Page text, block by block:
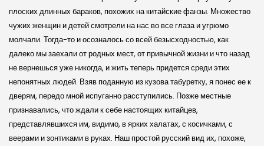
плоских длинных бараков, похожих на китайские фанзы. Множество
чужих женщин и детей смотрели на нас во все глаза и угрюмо
молчали. Тогда-то и осозналось со всей безысходностью, как
далеко мы заехали от родных мест, от привычной жизни и что назад
не вернешься уже никогда, и жить теперь придется среди этих
непонятных людей. Взяв поданную из кузова табуретку, я понес ее к
дверям, передо мной испуганно расступились. Позже местные
признавались, что ждали к себе настоящих китайцев,
представлявшихся им, видимо, в ярких халатах, с косичками, с
веерами и зонтиками в руках. Наш простой русский вид их, похоже,